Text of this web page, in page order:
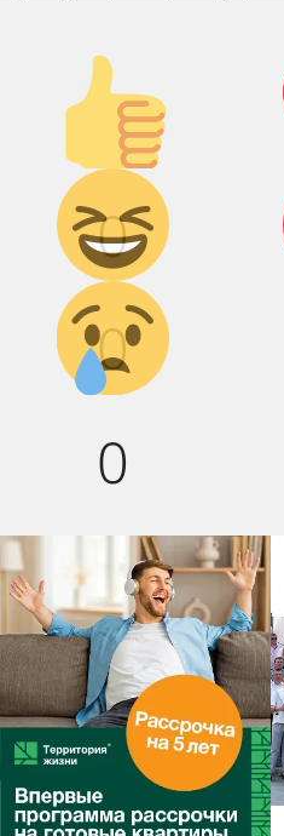
Палец
вверх!
0
Дикий
смех!
0
Грусть :(
0